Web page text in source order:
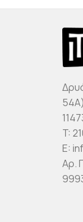
54Α)
T:
E:
Αρ.